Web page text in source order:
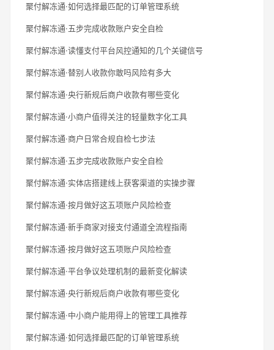
聚付解冻通·如何选择最匹配的订单管理系统
聚付解冻通·五步完成收款账户安全自检
聚付解冻通·读懂支付平台风控通知的几个关键信号
聚付解冻通·替别人收款你敢吗风险有多大
聚付解冻通·央行新规后商户收款有哪些变化
聚付解冻通·小商户值得关注的轻量数字化工具
聚付解冻通·商户日常合规自检七步法
聚付解冻通·五步完成收款账户安全自检
聚付解冻通·实体店搭建线上获客渠道的实操步骤
聚付解冻通·按月做好这五项账户风险检查
聚付解冻通·新手商家对接支付通道全流程指南
聚付解冻通·按月做好这五项账户风险检查
聚付解冻通·平台争议处理机制的最新变化解读
聚付解冻通·央行新规后商户收款有哪些变化
聚付解冻通·中小商户能用得上的管理工具推荐
聚付解冻通·如何选择最匹配的订单管理系统